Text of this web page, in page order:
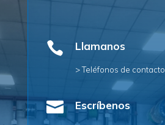
 Llamanos
> Teléfonos de contacto
 Escríbenos